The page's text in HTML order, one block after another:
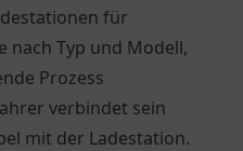
für
nach Typ und Modell,
Prozess
verbindet sein
mit der Ladestation.